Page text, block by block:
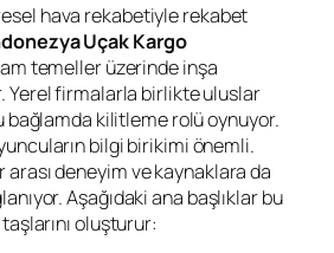
hava rekabetiyle rekabet
Uçak Kargo
temeller üzerinde inşa
Yerel firmalarla birlikte uluslar
bağlamda kilitleme rolü oynuyor.
bilgi birikimi önemli.
deneyim ve kaynaklara da
Aşağıdaki ana başlıklar bu
oluşturur: